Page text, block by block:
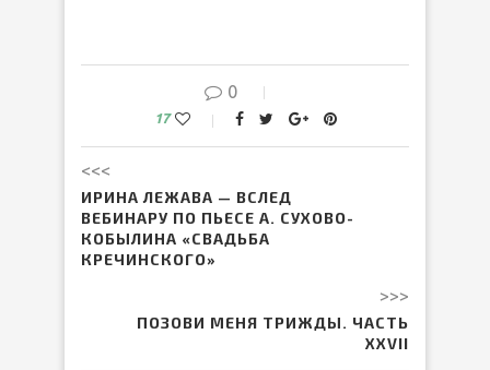
0
17
<<<
ИРИНА ЛЕЖАВА — ВСЛЕД
ВЕБИНАРУ ПО ПЬЕСЕ А. СУХОВО-
КОБЫЛИНА «СВАДЬБА
КРЕЧИНСКОГО»
>>>
ПОЗОВИ МЕНЯ ТРИЖДЫ. ЧАСТЬ
XXVII